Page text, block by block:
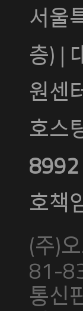
서울
층) |
원센
호스
8992
호책
(주)
81-
통신